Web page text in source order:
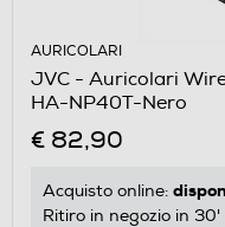
AURICOLARI
JVC - Auricolari
HA-NP40T-Nero
€ 82,90
Acquisto online:
Ritiro in negozio in